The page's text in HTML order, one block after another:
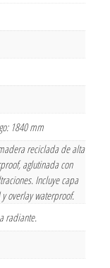
1840 mm
reciclada de alta
aglutinada con
Incluye capa
overlay waterproof.
radiante.